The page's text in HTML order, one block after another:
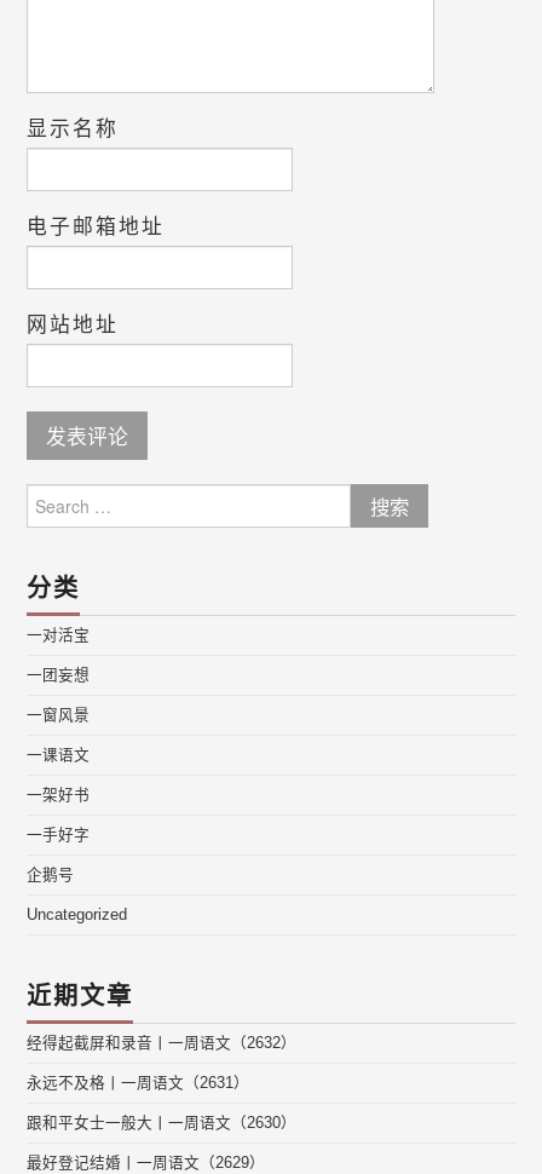
显示名称
电子邮箱地址
网站地址
for:
分类
一对活宝
一团妄想
一窗风景
一课语文
一架好书
一手好字
企鹅号
Uncategorized
近期文章
经得起截屏和录音丨一周语文（2632）
永远不及格丨一周语文（2631）
跟和平女士一般大丨一周语文（2630）
最好登记结婚丨一周语文（2629）